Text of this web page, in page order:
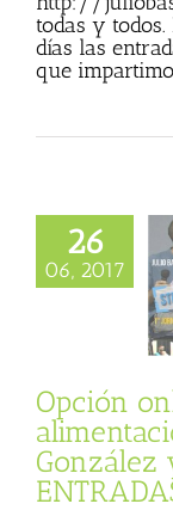
todas y todos.
días las
que
26
06, 2017
online de la I
de alimentación
Opción
González